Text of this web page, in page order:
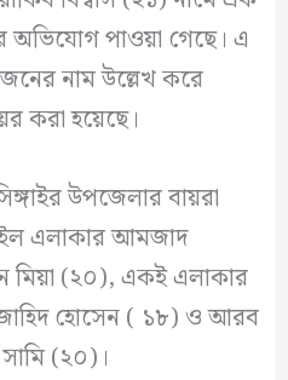
পাওয়া গেছে। এ
নাম উল্লেখ করে
করা হয়েছে।
উপজেলার বায়রা
এলাকার আমজাদ
(২০), একই এলাকার
হোসেন ( ১৮) ও আরব
(২০)।